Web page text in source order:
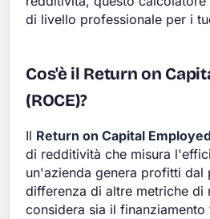
di livello professionale per i
Cos'è il Return on
(ROCE)?
Il Return on Capital
di redditività che misura
un'azienda genera profitti dal
differenza di altre metriche di
considera sia il